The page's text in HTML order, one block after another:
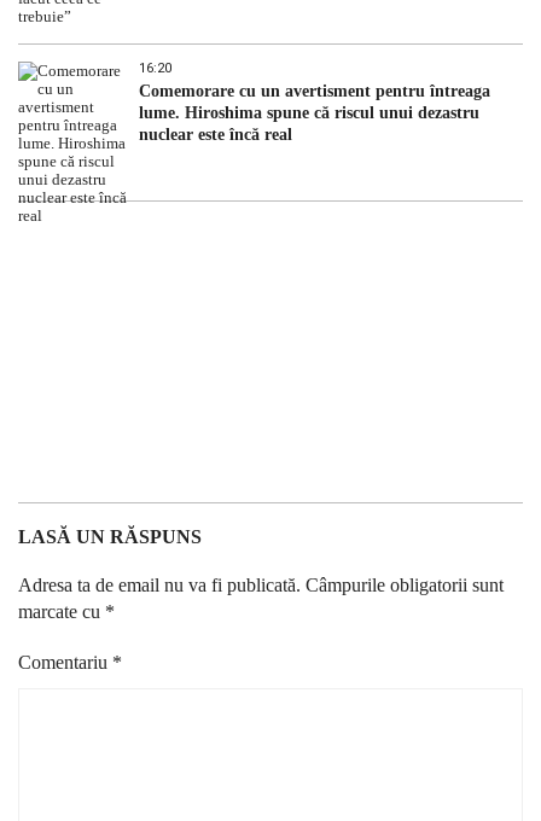
16:20
Comemorare cu un avertisment pentru întreaga
lume. Hiroshima spune că riscul unui dezastru
nuclear este încă real
LASĂ UN RĂSPUNS
Adresa ta de email nu va fi publicată. Câmpurile obligatorii sunt
marcate cu *
Comentariu *